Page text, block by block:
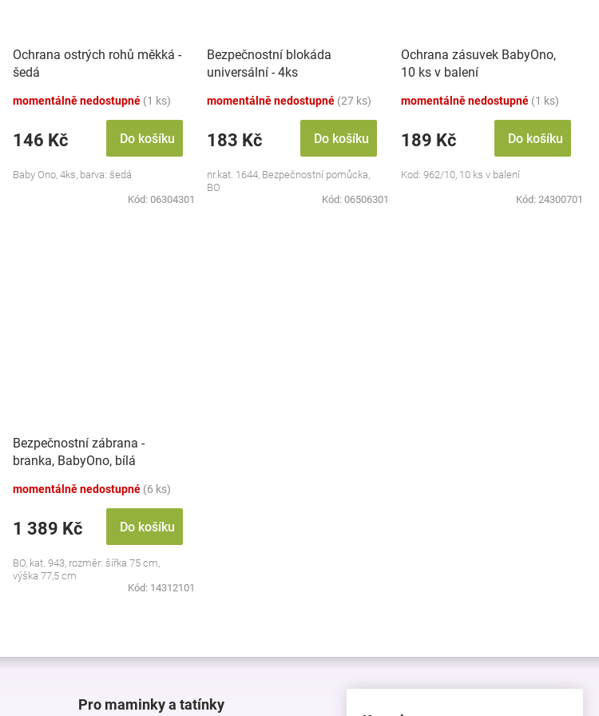
Ochrana ostrých rohů měkká -
šedá
momentálně nedostupné (1 ks)
146 Kč Do košíku
Baby Ono, 4ks, barva: šedá
Kód: 06304301
Bezpečnostní blokáda
universální - 4ks
momentálně nedostupné (27 ks)
183 Kč Do košíku
nr.kat. 1644, Bezpečnostní pomůcka,
BO
Kód: 06506301
Ochrana zásuvek BabyOno,
10 ks v balení
momentálně nedostupné (1 ks)
189 Kč Do košíku
Kod: 962/10, 10 ks v balení
Kód: 24300701
Bezpečnostní zábrana -
branka, BabyOno, bílá
momentálně nedostupné (6 ks)
1 389 Kč Do košíku
BO, kat. 943, rozměr: šířka 75 cm,
výška 77,5 cm
Kód: 14312101
v
d
Pro maminky a tatínky